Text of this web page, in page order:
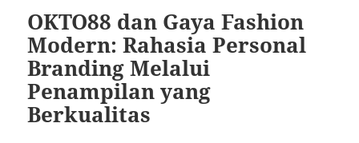
OKTO88 dan Gaya Fashion
Modern: Rahasia Personal
Branding Melalui
Penampilan yang
Berkualitas